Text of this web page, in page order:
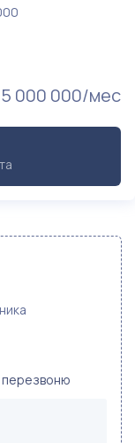
5 000 000/мес
перезвоню